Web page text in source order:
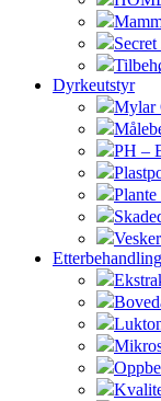
Dyrkeutstyr
Mylar
PH –
Plante
Vesker
Etterbehandling